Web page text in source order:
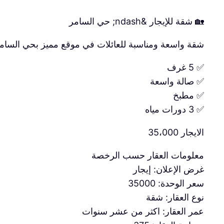
🏡 شقة للإيجار &ndash; حي السامر
شقة واسعة ومناسبة للعائلات في موقع مميز بحي
✅ 5 غرف
✅ صالة واسعة
✅ مطبخ
✅ 3 دورات مياه
الايجار 35،000
معلومات العقار حسب الرخصة
غرض الإعلان: إيجار
سعر الوحدة: 35000
نوع العقار: شقة
عمر العقار: اكثر من عشر سنوات